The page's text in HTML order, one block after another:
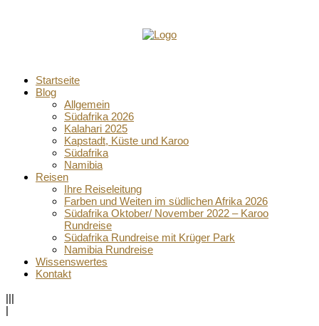
Startseite
Blog
Allgemein
Südafrika 2026
Kalahari 2025
Kapstadt, Küste und Karoo
Südafrika
Namibia
Reisen
Ihre Reiseleitung
Farben und Weiten im südlichen Afrika 2026
Südafrika Oktober/ November 2022 – Karoo
Rundreise
Südafrika Rundreise mit Krüger Park
Namibia Rundreise
Wissenswertes
Kontakt
|||
|